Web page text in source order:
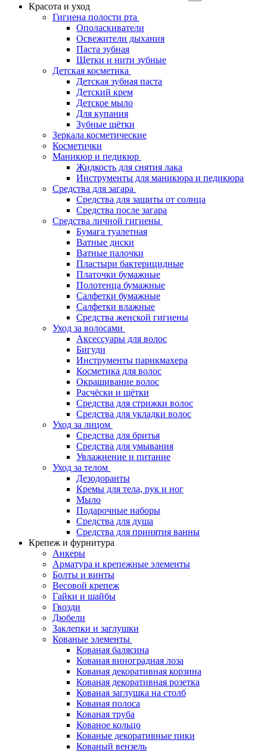
Красота и уход
Гигиена полости рта
Ополаскиватели
Освежители дыхания
Паста зубная
Щетки и нити зубные
Детская косметика
Детская зубная паста
Детский крем
Детское мыло
Для купания
Зубные щётки
Зеркала косметические
Косметички
Маникюр и педикюр
Жидкость для снятия лака
Инструменты для маникюра и педикюра
Средства для загара
Средства для защиты от солнца
Средства после загара
Средства личной гигиены
Бумага туалетная
Ватные диски
Ватные палочки
Пластыри бактерицидные
Платочки бумажные
Полотенца бумажные
Салфетки бумажные
Салфетки влажные
Средства женской гигиены
Уход за волосами
Аксессуары для волос
Бигуди
Инструменты парикмахера
Косметика для волос
Окрашивание волос
Расчёски и щётки
Средства для стрижки волос
Средства для укладки волос
Уход за лицом
Средства для бритья
Средства для умывания
Увлажнение и питание
Уход за телом
Дезодоранты
Кремы для тела, рук и ног
Мыло
Подарочные наборы
Средства для душа
Средства для принятия ванны
Крепеж и фурнитура
Анкеры
Арматура и крепежные элементы
Болты и винты
Весовой крепеж
Гайки и шайбы
Гвозди
Дюбели
Заклепки и заглушки
Кованые элементы
Кованая балясина
Кованая виноградная лоза
Кованая декоративная корзина
Кованая декоративная розетка
Кованая заглушка на столб
Кованая полоса
Кованая труба
Кованое кольцо
Кованые декоративные пики
Кованый вензель